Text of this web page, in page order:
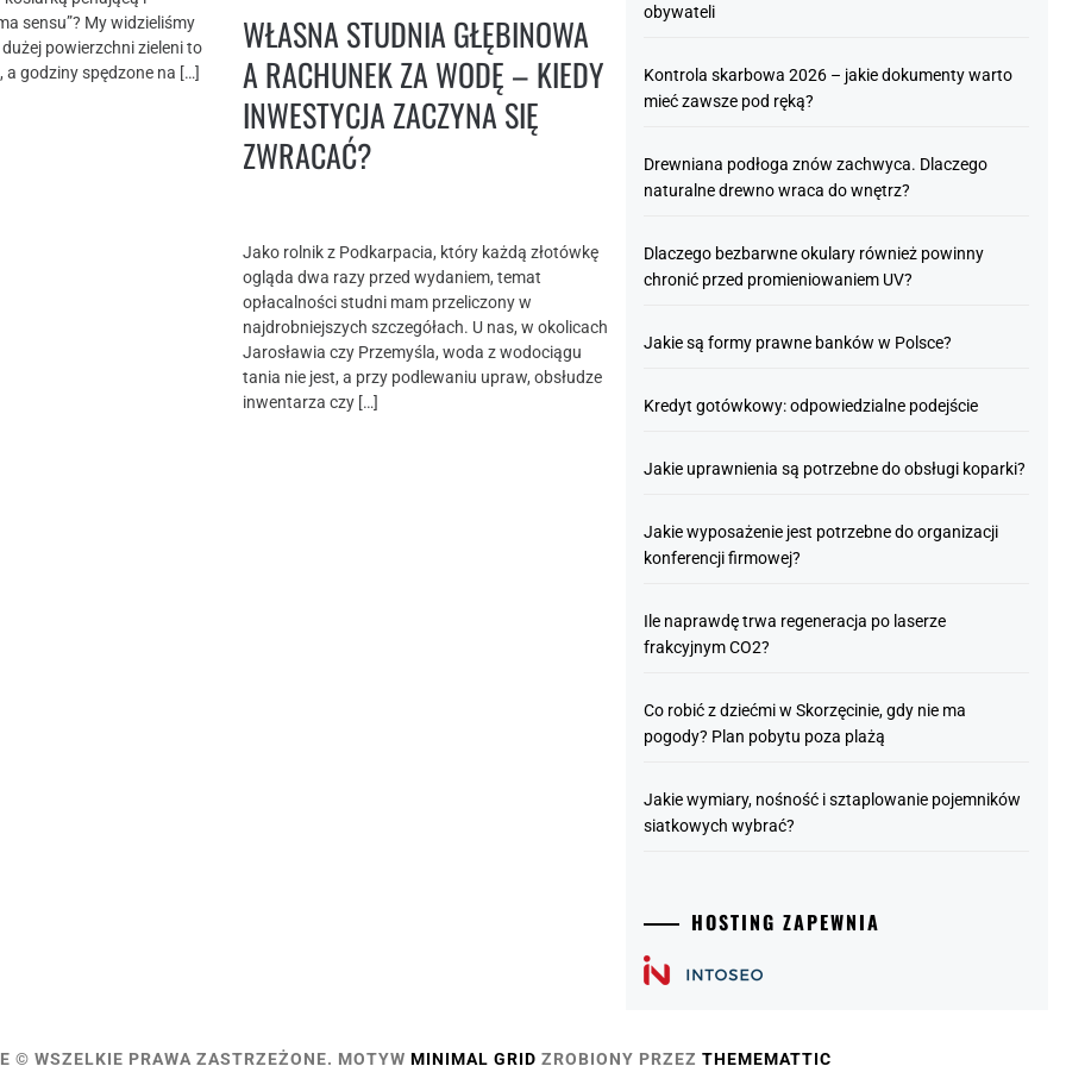
sensu”? My widzieliśmy
powierzchni zieleni to
godziny spędzone na […]
WŁASNA STUDNIA GŁĘBINOWA
A RACHUNEK ZA WODĘ – KIEDY
INWESTYCJA ZACZYNA SIĘ
ZWRACAĆ?
Jako rolnik z Podkarpacia, który każdą złotówkę
ogląda dwa razy przed wydaniem, temat
opłacalności studni mam przeliczony w
najdrobniejszych szczegółach. U nas, w okolicach
Jarosławia czy Przemyśla, woda z wodociągu
tania nie jest, a przy podlewaniu upraw, obsłudze
inwentarza czy […]
obywateli
Kontrola skarbowa 2026 – jakie dokumenty warto
mieć zawsze pod ręką?
Drewniana podłoga znów zachwyca. Dlaczego
naturalne drewno wraca do wnętrz?
Dlaczego bezbarwne okulary również powinny
chronić przed promieniowaniem UV?
Jakie są formy prawne banków w Polsce?
Kredyt gotówkowy: odpowiedzialne podejście
Jakie uprawnienia są potrzebne do obsługi koparki?
Jakie wyposażenie jest potrzebne do organizacji
konferencji firmowej?
Ile naprawdę trwa regeneracja po laserze
frakcyjnym CO2?
Co robić z dziećmi w Skorzęcinie, gdy nie ma
pogody? Plan pobytu poza plażą
Jakie wymiary, nośność i sztaplowanie pojemników
siatkowych wybrać?
HOSTING ZAPEWNIA
© WSZELKIE PRAWA ZASTRZEŻONE. MOTYW MINIMAL GRID ZROBIONY PRZEZ THEMEMATTIC